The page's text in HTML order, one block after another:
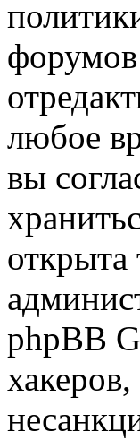
любое
вы
открыта
phpBB